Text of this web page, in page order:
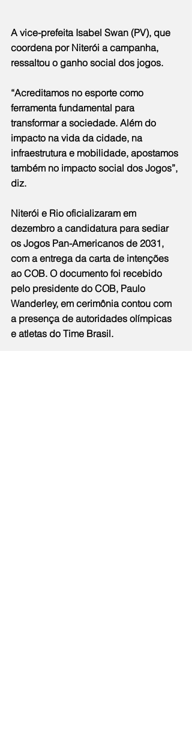
A vice-prefeita Isabel Swan (PV), que
coordena por Niterói a campanha,
ressaltou o ganho social dos jogos.
“Acreditamos no esporte como
ferramenta fundamental para
transformar a sociedade. Além do
impacto na vida da cidade, na
infraestrutura e mobilidade, apostamos
também no impacto social dos Jogos”,
diz.
Niterói e Rio oficializaram em
dezembro a candidatura para sediar
os Jogos Pan-Americanos de 2031,
com a entrega da carta de intenções
ao COB. O documento foi recebido
pelo presidente do COB, Paulo
Wanderley, em cerimônia contou com
a presença de autoridades olímpicas
e atletas do Time Brasil.